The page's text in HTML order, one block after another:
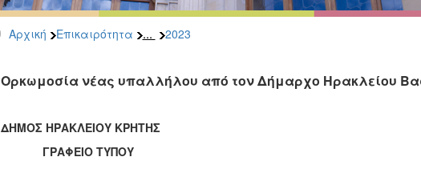
Αρχική Επικαιρότητα ... 2023
Ορκωμοσία νέας υπαλλήλου από τον Δήμαρχο Ηρακλείου
ΔΗΜΟΣ ΗΡΑΚΛΕΙΟΥ ΚΡΗΤΗΣ
ΓΡΑΦΕΙΟ ΤΥΠΟΥ